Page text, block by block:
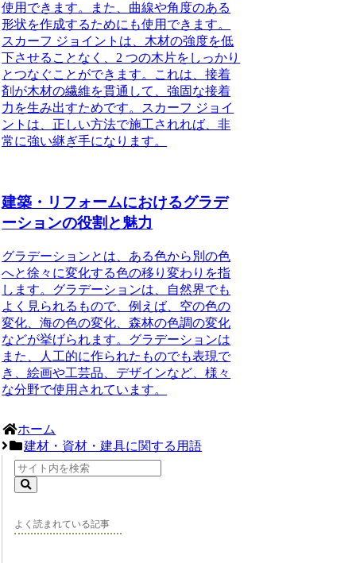
使用できます。また、曲線や角度のある
形状を作成するためにも使用できます。
スカーフ ジョイントは、木材の強度を低
下させることなく、2 つの木片をしっかり
とつなぐことができます。これは、接着
剤が木材の繊維を貫通して、強固な接着
力を生み出すためです。スカーフ ジョイ
ントは、正しい方法で施工されれば、非
常に強い継ぎ手になります。
建築・リフォームにおけるグラデ
ーションの役割と魅力
グラデーションとは、ある色から別の色
へと徐々に変化する色の移り変わりを指
します。グラデーションは、自然界でも
よく見られるもので、例えば、空の色の
変化、海の色の変化、森林の色調の変化
などが挙げられます。グラデーションは
また、人工的に作られたものでも表現で
き、絵画や工芸品、デザインなど、様々
な分野で使用されています。
ホーム
建材・資材・建具に関する用語
よく読まれている記事